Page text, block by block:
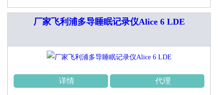
厂家飞利浦多导睡眠记录仪Alice 6 LDE
详情 代理